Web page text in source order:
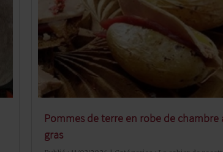
Pommes de terre en robe de chambre
gras